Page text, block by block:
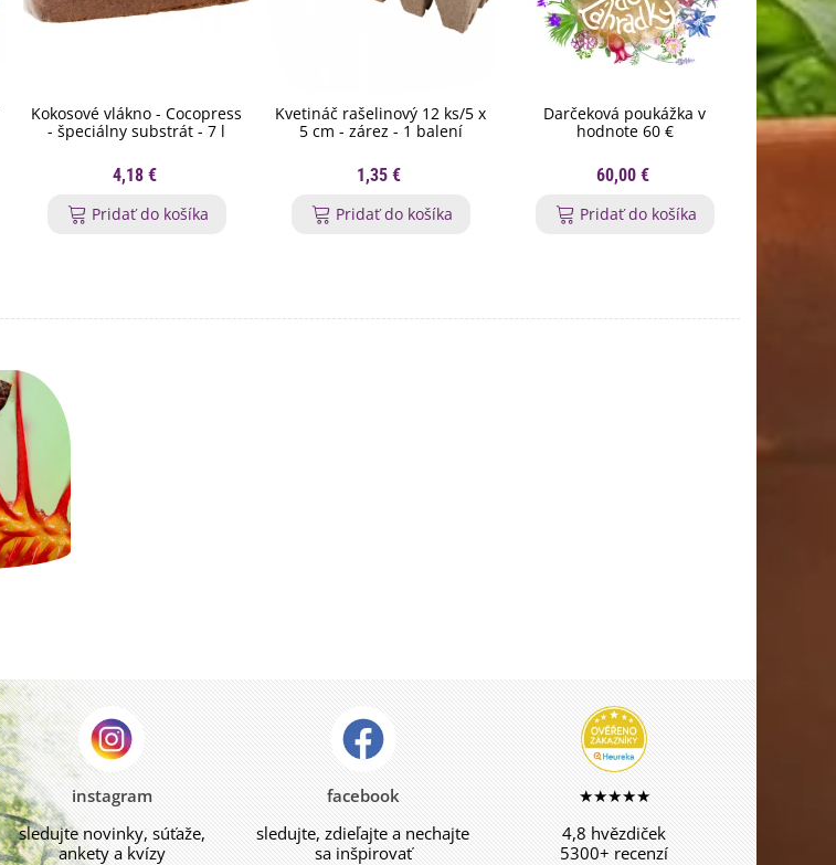
Kokosové vlákno - Cocopress
- špeciálny substrát - 7 l
4,18 €
Pridať do košíka
Kvetináč rašelinový 12 ks/5 x
5 cm - zárez - 1 balení
1,35 €
Pridať do košíka
Darčeková poukážka v
hodnote 60 €
60,00 €
Pridať do košíka
instagram
sledujte novinky, súťaže,
ankety a kvízy
facebook
sledujte, zdieľajte a nechajte
sa inšpirovať
★★★★★
4,8 hvězdiček
5300+ recenzí